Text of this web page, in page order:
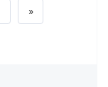
»